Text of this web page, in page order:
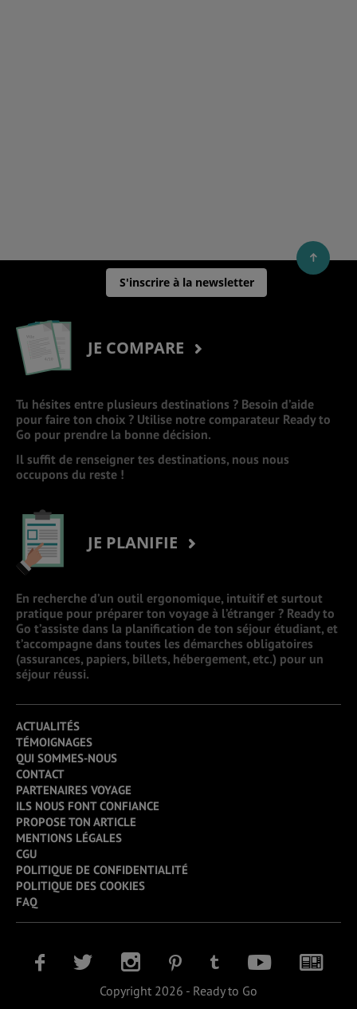
S'inscrire à la newsletter
JE COMPARE
Tu hésites entre plusieurs destinations ? Besoin d’aide
pour faire ton choix ? Utilise notre comparateur Ready to
Go pour prendre la bonne décision.
Il suffit de renseigner tes destinations, nous nous
occupons du reste !
JE PLANIFIE
En recherche d’un outil ergonomique, intuitif et surtout
pratique pour préparer ton voyage à l’étranger ? Ready to
Go t’assiste dans la planification de ton séjour étudiant, et
t’accompagne dans toutes les démarches obligatoires
(assurances, papiers, billets, hébergement, etc.) pour un
séjour réussi.
ACTUALITÉS
TÉMOIGNAGES
QUI SOMMES-NOUS
CONTACT
PARTENAIRES VOYAGE
ILS NOUS FONT CONFIANCE
PROPOSE TON ARTICLE
MENTIONS LÉGALES
CGU
POLITIQUE DE CONFIDENTIALITÉ
POLITIQUE DES COOKIES
FAQ
Copyright 2026 - Ready to Go